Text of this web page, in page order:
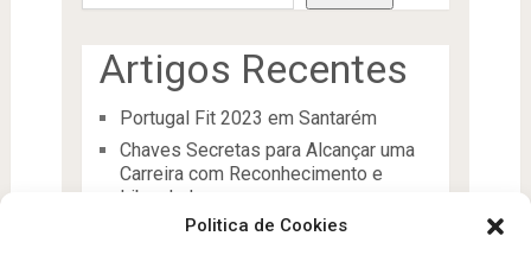
Politica de Cookies
Artigos Recentes
Portugal Fit 2023 em Santarém
Chaves Secretas para Alcançar uma
Carreira com Reconhecimento e
Liberdade